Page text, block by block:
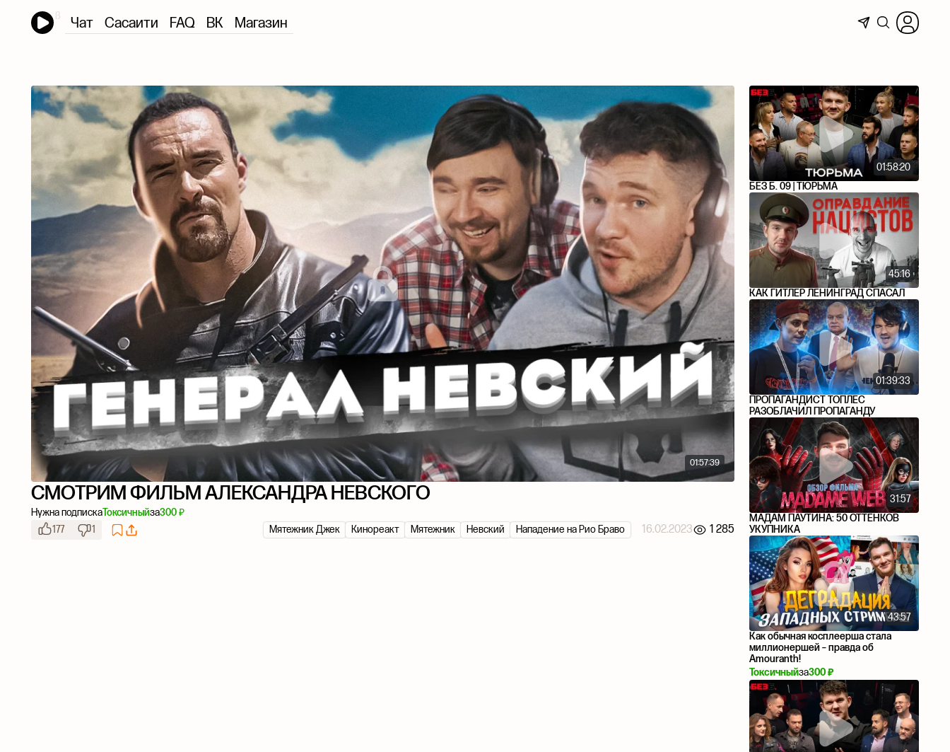
Чат Сасаити FAQ ВК Магазин
01:57:39
СМОТРИМ ФИЛЬМ АЛЕКСАНДРА НЕВСКОГО
Нужна подпискаТоксичныйза300 ₽
177
1 16.02.2023 1 285
Мятежник Джек Кинореакт Мятежник Невский Нападение на Рио Браво
01:58:20
БЕЗ Б. 09 | ТЮРЬМА
45:16
КАК ГИТЛЕР ЛЕНИНГРАД СПАСАЛ
01:39:33
ПРОПАГАНДИСТ ТОПЛЕС
РАЗОБЛАЧИЛ ПРОПАГАНДУ
31:57
МАДАМ ПАУТИНА: 50 ОТТЕНКОВ
УКУПНИКА
43:57
Как обычная косплеерша стала
миллионершей – правда об
Amouranth!
Токсичныйза300 ₽